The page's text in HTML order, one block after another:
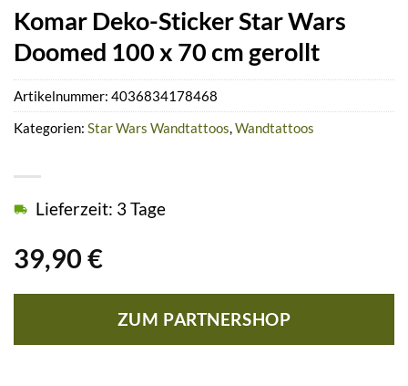
Komar Deko-Sticker Star Wars
Doomed 100 x 70 cm gerollt
39,90 €
Lieferzeit: 3 Tage
ZUM PARTNERSHOP
Artikelnummer: 4036834178468
Kategorien: Star Wars Wandtattoos,Wandtattoos